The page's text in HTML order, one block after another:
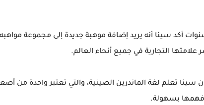
علامتها التجارية في جميع أنحاء العالم.
سينا تعلم لغة الماندرين الصينية، والتي تعتبر واحدة من
بسهولة.